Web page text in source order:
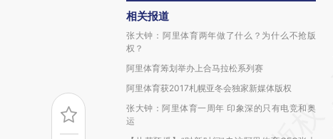
相关报道
张大钟：阿里体育两年做了什么？为什么不抢版
权？
阿里体育筹划举办上合马拉松系列赛
阿里体育获2017札幌亚冬会独家新媒体版权
张大钟：阿里体育一周年 印象深的只有电竞和奥
运